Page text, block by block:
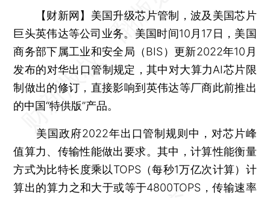
【财新网】 美国升级芯片管制，波及美国芯片
巨头英伟达等公司业务。美国时间10月17日，美国
商务部下属工业和安全局（BIS）更新2022年10月
发布的对华出口管制规定，其中对大算力AI芯片限
制做出的修订，直接影响到英伟达等厂商此前推出
的中国“特供版”产品。
美国政府2022年出口管制规则中，对芯片峰
值算力、传输性能做出要求。其中，计算性能衡量
方式为比特长度乘以TOPS（每秒1万亿次计算）计
算出的算力之和大于或等于4800TOPS，传输速率